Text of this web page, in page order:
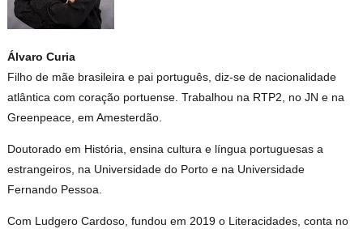
Álvaro Curia
Filho de mãe brasileira e pai português, diz-se de nacionalidade
atlântica com coração portuense. Trabalhou na RTP2, no JN e na
Greenpeace, em Amesterdão.
Doutorado em História, ensina cultura e língua portuguesas a
estrangeiros, na Universidade do Porto e na Universidade
Fernando Pessoa.
Com Ludgero Cardoso, fundou em 2019 o Literacidades, conta no